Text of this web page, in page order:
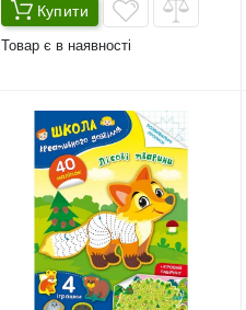
Купити
Товар є в наявності